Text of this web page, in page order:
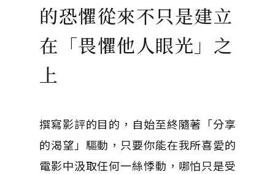
的恐懼從來不只是建立
在「畏懼他人眼光」之
上
撰寫影評的目的，自始至終隨著「分享
的渴望」驅動，只要你能在我所喜愛的
電影中汲取任何一絲悸動，哪怕只是受